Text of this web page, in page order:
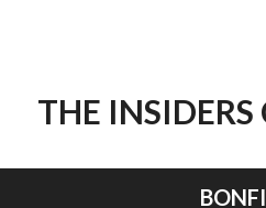
THE